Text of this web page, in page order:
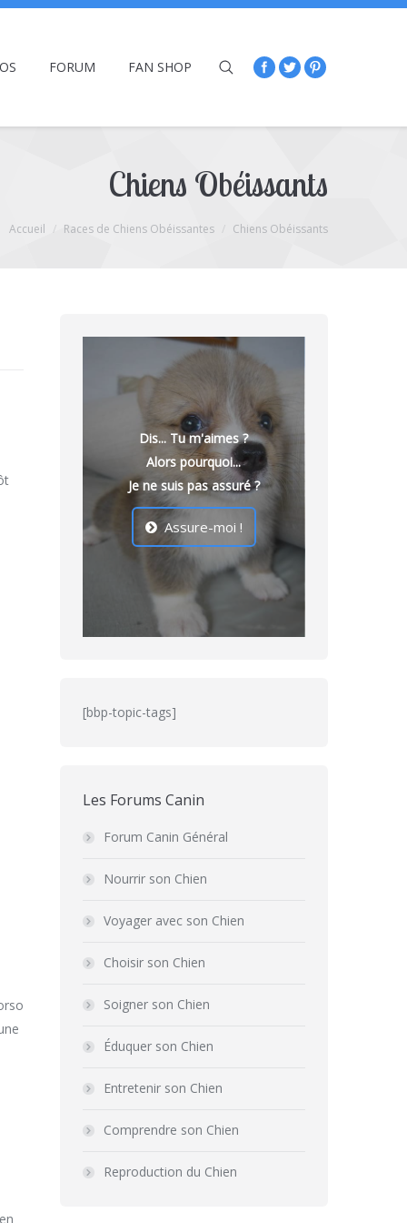
FORUM FAN SHOP
Chiens Obéissants
Accueil Races de Chiens Obéissantes Chiens Obéissants
Dis... Tu m'aimes ?
Alors pourquoi...
Je ne suis pas assuré ?
Assure-moi !
[bbp-topic-tags]
Les Forums Canin
Forum Canin Général
Nourrir son Chien
Voyager avec son Chien
Choisir son Chien
Soigner son Chien
Éduquer son Chien
Entretenir son Chien
Comprendre son Chien
Reproduction du Chien